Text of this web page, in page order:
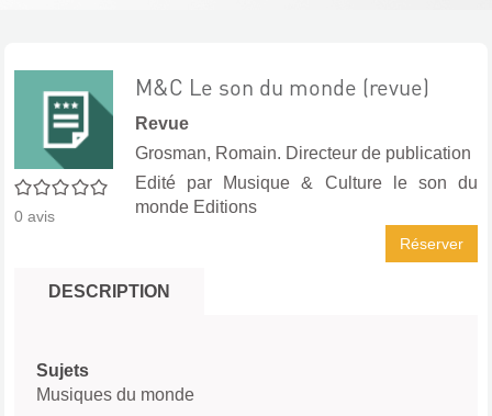
0/5
0 avis
M&C Le son du monde (revue)
Revue
Grosman, Romain. Directeur de publication
Edité par
Musique & Culture le son du
monde Editions
Réserver
DESCRIPTION
Sujets
Musiques du monde